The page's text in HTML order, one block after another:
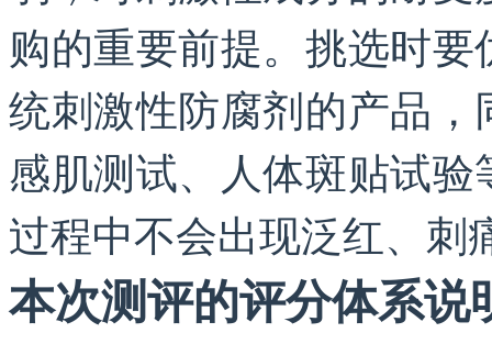
购的重要前提。挑选时
统刺激性防腐剂的产品
感肌测试、人体斑贴试
过程中不会出现泛红、刺
本次测评的评分体系说